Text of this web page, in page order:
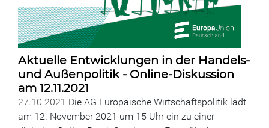
Aktuelle Entwicklungen in der Handels-
und Außenpolitik - Online-Diskussion
am 12.11.2021
27.10.2021 Die AG Europäische Wirtschaftspolitik lädt
am 12. November 2021 um 15 Uhr ein zu einer